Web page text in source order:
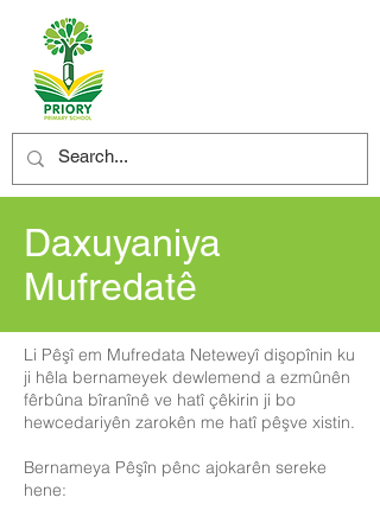
Daxuyaniya
Mufredatê
Li Pêşî em Mufredata Neteweyî dişopînin ku
ji hêla bernameyek dewlemend a ezmûnên
fêrbûna bîranînê ve hatî çêkirin ji bo
hewcedariyên zarokên me hatî pêşve xistin.
Bernameya Pêşîn pênc ajokarên sereke
hene: